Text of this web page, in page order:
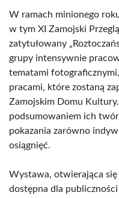
W ramach minionego
w tym XI Zamojski
zatytułowany
grupy intensywnie
tematami
pracami, które zostaną
Zamojskim Domu
podsumowaniem ich
pokazania zarówno
osiągnięć.
Wystawa, otwierająca
dostępna dla